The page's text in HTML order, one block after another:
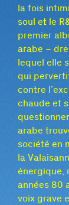
la fois
soul et le
premier
arabe –
lequel elle
qui
contre
chaude et
arabe
société en
la
énergique,
années 80
voix grave